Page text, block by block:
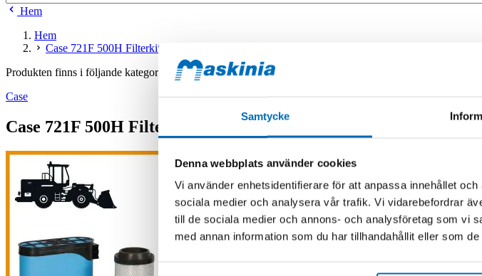
Samtycke
Denna webbplats använder cookies
Vi använder enhetsidentifierare för att anpassa innehållet
sociala medier och analysera vår trafik. Vi vidarebefordrar
till de sociala medier och annons- och analysföretag som vi
med annan information som du har tillhandahållit eller som
Hem
Hem
Case 721F 500H Filterkit
Produkten finns i följande kategorier:
Case
Case 721F 500H Filterkit